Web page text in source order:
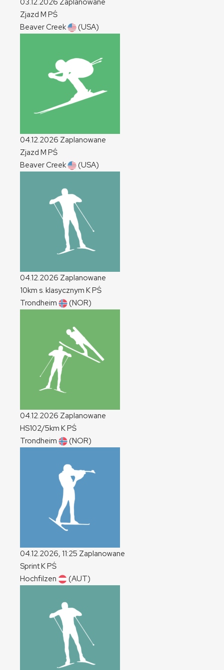
03.12.2026 Zaplanowane
Zjazd M PŚ
Beaver Creek
(USA)
04.12.2026 Zaplanowane
Zjazd M PŚ
Beaver Creek
(USA)
04.12.2026 Zaplanowane
10km s. klasycznym KPŚ
Trondheim
(NOR)
04.12.2026 Zaplanowane
HS102/5km KPŚ
Trondheim
(NOR)
04.12.2026, 11:25 Zaplanowane
SprintKPŚ
Hochfilzen
(AUT)